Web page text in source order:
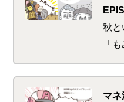
は不
加
秋と
「
二人
世間
行き
マ